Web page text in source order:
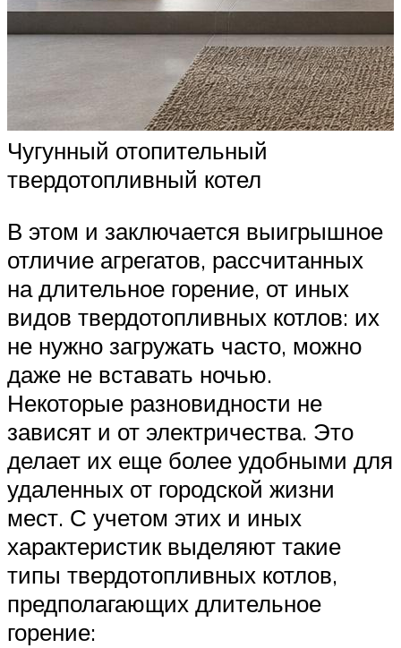
Чугунный отопительный
твердотопливный котел
В этом и заключается выигрышное
отличие агрегатов, рассчитанных
на длительное горение, от иных
видов твердотопливных котлов: их
не нужно загружать часто, можно
даже не вставать ночью.
Некоторые разновидности не
зависят и от электричества. Это
делает их еще более удобными для
удаленных от городской жизни
мест. С учетом этих и иных
характеристик выделяют такие
типы твердотопливных котлов,
предполагающих длительное
горение: